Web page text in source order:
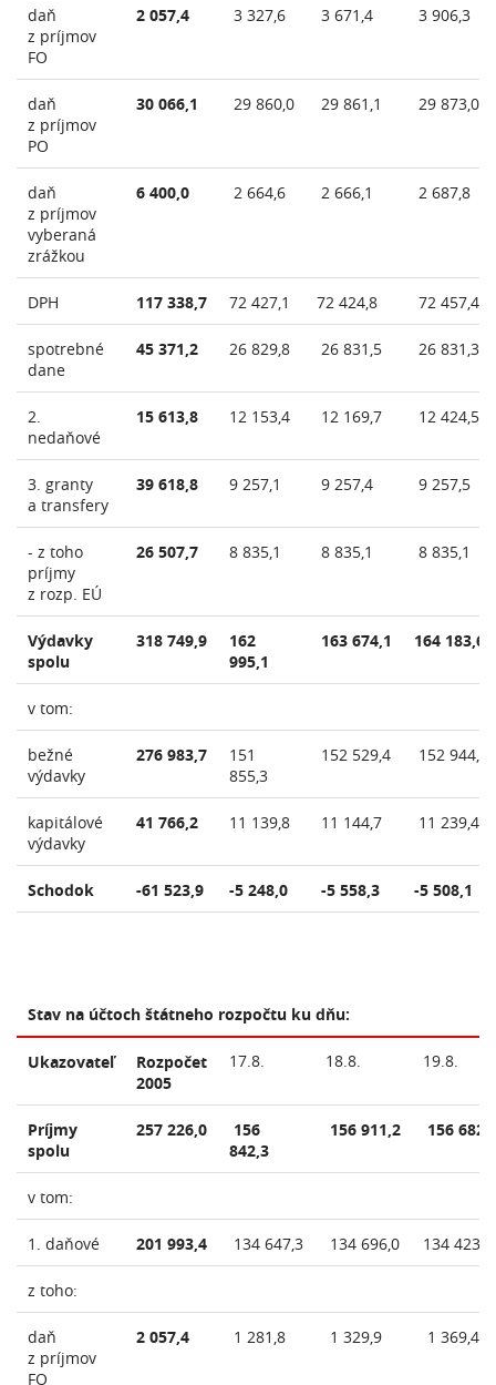
daň
z príjmov
FO
2 057,4 3 327,6 3 671,4 3 906,3
daň
z príjmov
PO
30 066,1 29 860,0 29 861,1 29 873,0
daň
z príjmov
vyberaná
zrážkou
6 400,0 2 664,6 2 666,1 2 687,8
DPH 117 338,7 72 427,1 72 424,8 72 457,4
spotrebné
dane
45 371,2 26 829,8 26 831,5 26 831,3
2.
nedaňové
15 613,8 12 153,4 12 169,7 12 424,5
3. granty
a transfery
39 618,8 9 257,1 9 257,4 9 257,5
- z toho
príjmy
z rozp. EÚ
26 507,7 8 835,1 8 835,1 8 835,1
Výdavky
spolu
318 749,9
162
995,1
163 674,1 164 183,6
v tom:
bežné
výdavky
276 983,7
151
855,3
152 529,4 152 944,2
kapitálové
výdavky
41 766,2 11 139,8 11 144,7 11 239,4
Schodok -61 523,9 -5 248,0 -5 558,3 -5 508,1
Stav na účtoch štátneho rozpočtu ku dňu:
Ukazovateľ
Rozpočet
2005
17.8. 18.8. 19.8.
Príjmy
spolu
257 226,0
156
842,3
156 911,2 156
v tom:
1. daňové 201 993,4 134 647,3 134 696,0 134 423,3
z toho:
daň
z príjmov
FO
2 057,4 1 281,8 1 329,9 1 369,4